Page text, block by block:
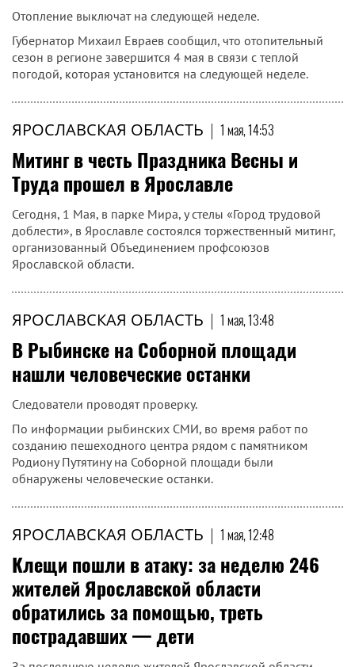
Отопление выключат на следующей неделе.
Губернатор Михаил Евраев сообщил, что отопительный
сезон в регионе завершится 4 мая в связи с теплой
погодой, которая установится на следующей неделе.
ЯРОСЛАВСКАЯ ОБЛАСТЬ | 1 мая, 14:53
Митинг в честь Праздника Весны и
Труда прошел в Ярославле
Сегодня, 1 Мая, в парке Мира, у стелы «Город трудовой
доблести», в Ярославле состоялся торжественный митинг,
организованный Объединением профсоюзов
Ярославской области.
ЯРОСЛАВСКАЯ ОБЛАСТЬ | 1 мая, 13:48
В Рыбинске на Соборной площади
нашли человеческие останки
Следователи проводят проверку.
По информации рыбинских СМИ, во время работ по
созданию пешеходного центра рядом с памятником
Родиону Путятину на Соборной площади были
обнаружены человеческие останки.
ЯРОСЛАВСКАЯ ОБЛАСТЬ | 1 мая, 12:48
Клещи пошли в атаку: за неделю 246
жителей Ярославской области
обратились за помощью, треть
пострадавших — дети